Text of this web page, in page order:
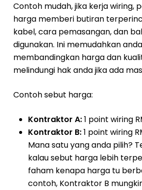
Contoh mudah, jika kerja wiring,
harga memberi butiran
kabel, cara pemasangan, dan
digunakan. Ini memudahkan
membandingkan harga dan
melindungi hak anda jika ada
Contoh sebut harga:
Kontraktor A:1 point wiring
Kontraktor B:1 point wiring
Mana satu yang anda pilih?
kalau sebut harga lebih
faham kenapa harga tu
contoh, Kontraktor B